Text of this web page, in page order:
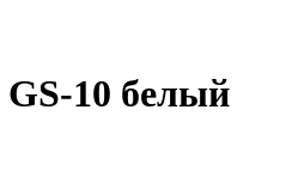
10 белый